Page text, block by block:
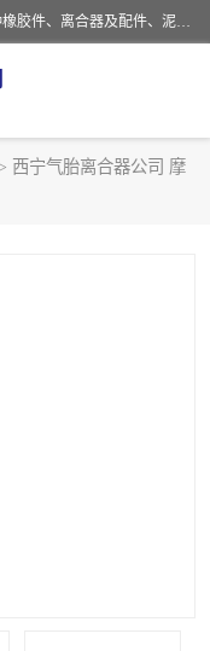
河南大林橡胶通信器材有限公司是一个专注于各种橡胶件、离合器及配件、泥浆泵及配件等产品设计制造和加工的企业。产品应用于矿山、冶金、石油、钢铁、化工、水泥、船舶、造纸、通用机械等各种大功率机械传动或制动装置。
> 西宁气胎离合器公司 摩